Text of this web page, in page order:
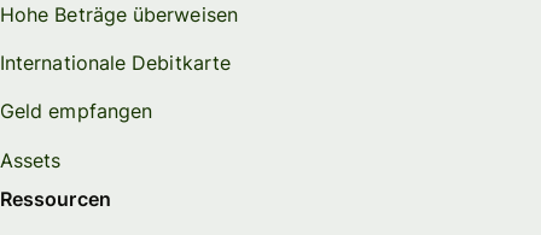
Hohe Beträge überweisen
Internationale Debitkarte
Geld empfangen
Assets
Ressourcen